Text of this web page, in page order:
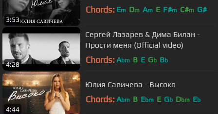
3:53
Chords: Em Dm Am E F#m C#m G#
4:28
Сергей Лазарев & Дима Билан -
Прости меня (Official video)
Chords: Abm B E Gb Bb
4:44
Юлия Савичева - Bысоко
Chords: Abm B Ebm E Gb Dbm Eb